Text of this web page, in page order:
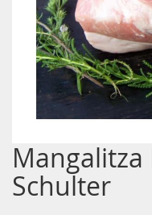
Zum
Anfang
der
Bildergalerie
Schulter